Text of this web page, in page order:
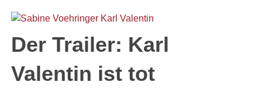
Der Trailer: Karl
Valentin ist tot